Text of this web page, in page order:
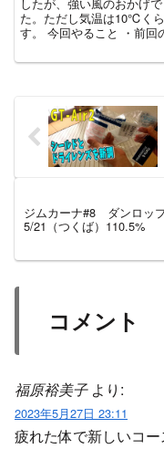
た。ただし気温は10℃く
す。 今回やること ・前回
ジムカーナ#8 ダンロッ
5/21（つくば）110.5%
コメント
福原裕美子 より:
2023年5月27日 23:11
疲れた体で新しいコ